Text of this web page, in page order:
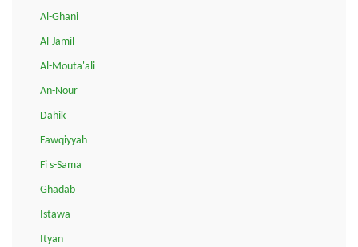
Al-Ghani
Al-Jamil
Al-Mouta'ali
An-Nour
Dahik
Fawqiyyah
Fi s-Sama
Ghadab
Istawa
Ityan